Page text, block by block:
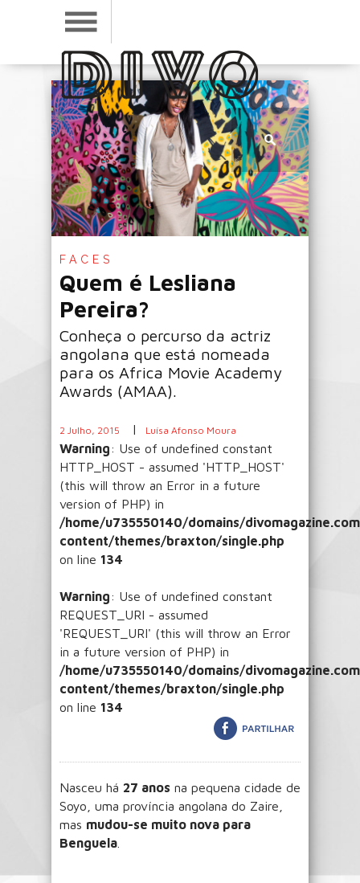
FACES
Quem é Lesliana
Pereira?
Conheça o percurso da actriz
angolana que está nomeada
para os Africa Movie Academy
Awards (AMAA).
2 Julho, 2015 | Luísa Afonso Moura
Warning: Use of undefined constant
HTTP_HOST - assumed 'HTTP_HOST'
(this will throw an Error in a future
version of PHP) in
/home/u735550140/domains/
content/themes/braxton/single.php
on line 134
Warning: Use of undefined constant
REQUEST_URI - assumed
'REQUEST_URI' (this will throw an Error
in a future version of PHP) in
/home/u735550140/domains/
content/themes/braxton/single.php
on line 134
Nasceu há 27 anos na pequena cidade de
Soyo, uma província angolana do Zaire,
mas mudou-se muito nova para
Benguela